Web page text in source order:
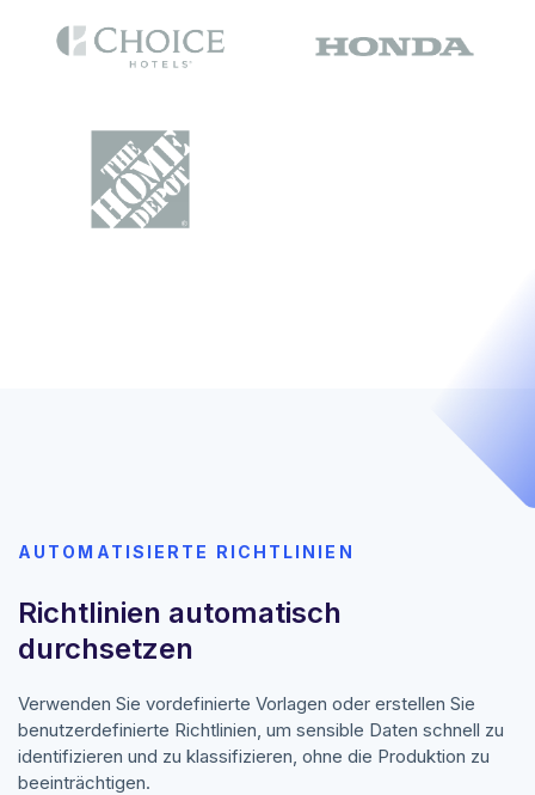
AUTOMATISIERTE RICHTLINIEN
Richtlinien automatisch
durchsetzen
Verwenden Sie vordefinierte Vorlagen oder erstellen Sie
benutzerdefinierte Richtlinien, um sensible Daten schnell zu
identifizieren und zu klassifizieren, ohne die Produktion zu
beeinträchtigen.